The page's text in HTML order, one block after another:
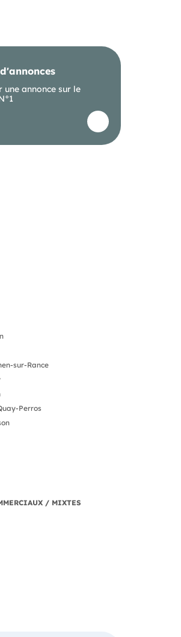
une annonce sur le
sur-Rance
Perros
/ MIXTES